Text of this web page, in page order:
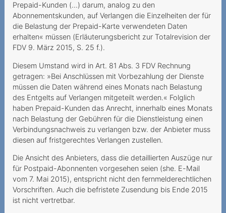
Prepaid-Kunden (...) darum, analog zu den
Abonnementskunden, auf Verlangen die Einzelheiten der für
die Belastung der Prepaid-Karte verwendeten Daten
erhalten« müssen (Erläuterungsbericht zur Totalrevision der
FDV 9. März 2015, S. 25 f.).
Diesem Umstand wird in Art. 81 Abs. 3 FDV Rechnung
getragen: »Bei Anschlüssen mit Vorbezahlung der Dienste
müssen die Daten während eines Monats nach Belastung
des Entgelts auf Verlangen mitgeteilt werden.« Folglich
haben Prepaid-Kunden das Anrecht, innerhalb eines Monats
nach Belastung der Gebühren für die Dienstleistung einen
Verbindungsnachweis zu verlangen bzw. der Anbieter muss
diesen auf fristgerechtes Verlangen zustellen.
Die Ansicht des Anbieters, dass die detaillierten Auszüge nur
für Postpaid-Abonnenten vorgesehen seien (she. E-Mail
vom 7. Mai 2015), entspricht nicht den fernmelderechtlichen
Vorschriften. Auch die befristete Zusendung bis Ende 2015
ist nicht vertretbar.
Ungewollter
Vertragsschluss mit
horrenden
Kündigungsgebühren
Störungen sind immer ein
Ärgernis
Wo bleibt die 5G-
Verbindung?
Sperrung der Nummer
wegen Premium-SMS
2020
Ohne Gesichtsscann keine
SIM-Karte